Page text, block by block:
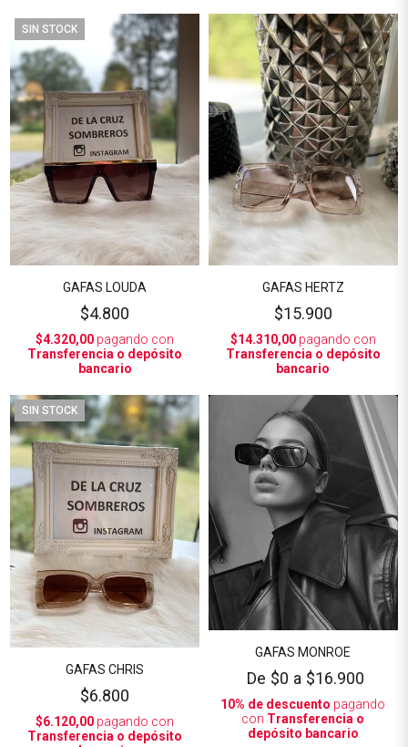
SIN STOCK
GAFAS LOUDA
$4.800
$4.320,00 pagando con
Transferencia o depósito
bancario
GAFAS HERTZ
$15.900
$14.310,00pagando con
Transferencia o depósito
bancario
SIN STOCK
GAFAS CHRIS
$6.800
$6.120,00 pagando con
Transferencia o depósito
GAFAS MONROE
De $0 a $16.900
10% de descuento pagando
con Transferencia o
depósito bancario